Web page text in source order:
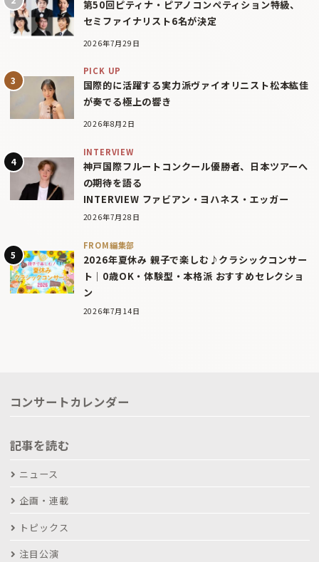
第50回ピティナ・ピアノコンペティション特級、
セミファイナリスト6名が決定
2026年7月29日
PICK UP
国際的に活躍する実力派ヴァイオリニスト松本紘佳
が奏でる極上の響き
2026年8月2日
INTERVIEW
神戸国際フルートコンクール優勝者、日本ツアーへ
の期待を語る
INTERVIEW ファビアン・ヨハネス・エッガー
2026年7月28日
FROM編集部
2026年夏休み 親子で楽しむ♪クラシックコンサー
ト｜0歳OK・体験型・本格派 おすすめセレクショ
ン
2026年7月14日
コンサートカレンダー
記事を読む
ニュース
企画・連載
トピックス
注目公演